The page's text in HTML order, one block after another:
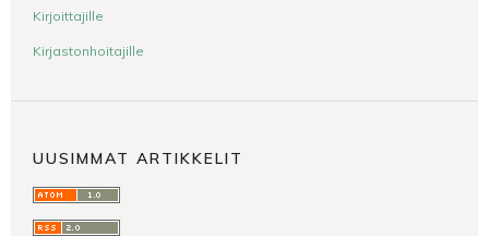
Kirjoittajille
Kirjastonhoitajille
UUSIMMAT ARTIKKELIT